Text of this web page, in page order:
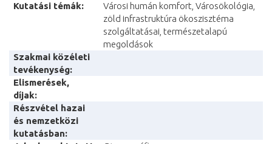
Kutatási témák:
Városi humán komfort, Városökológia,
zöld infrastruktúra ökoszisztéma
szolgáltatásai, természetalapú
megoldások
Szakmai közéleti
tevékenység:
Elismerések,
díjak:
Részvétel hazai
és nemzetközi
kutatásban: